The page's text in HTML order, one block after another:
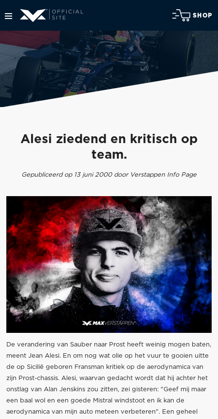
SHOP
Alesi ziedend en kritisch op
team.
Gepubliceerd op 13 juni 2000 door Verstappen Info Page
De verandering van Sauber naar Prost heeft weinig mogen baten,
meent Jean Alesi. En om nog wat olie op het vuur te gooien uitte
de op Sicilië geboren Fransman kritiek op de aerodynamica van
zijn Prost-chassis. Alesi, waarvan gedacht wordt dat hij achter het
onstlag van Alan Jenskins zou zitten, zei gisteren: "Geef mij maar
een baal wol en een goede Mistral windstoot en ik kan de
aerodynamica van mijn auto meteen verbeteren". Een geheel